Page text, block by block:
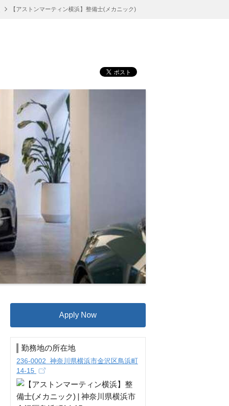
【アストンマーティン横浜】整備士(メカニック)
Apply Now
勤務地の所在地
236-0002 神奈川県横浜市金沢区鳥浜町
14-15